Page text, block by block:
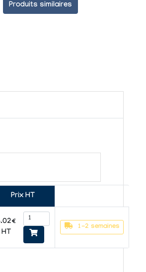
Produits similaires
Prix HT
HT
1-2 semaines